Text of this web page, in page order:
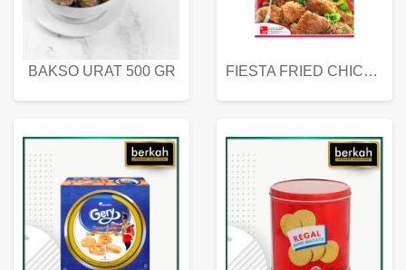
BAKSO URAT 500 GR FIESTA FRIED CHICKEN 500 GR